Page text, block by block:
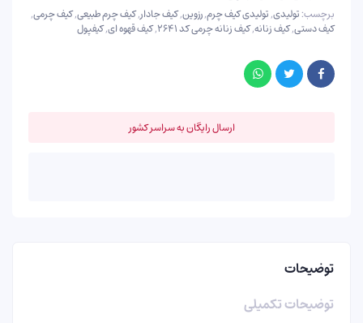
برچسب:تولیدی,تولیدی کیف چرم,رزوین,کیف جادار,کیف چرم طبیعی,کیف چرمی,
کیف دستی,کیف زنانه,کیف زنانه چرمی کد ۲۶۴۱ ,کیف قهوه ای,کیفپول
ارسال رایگان به سراسر کشور
توضیحات
توضیحات تکمیلی